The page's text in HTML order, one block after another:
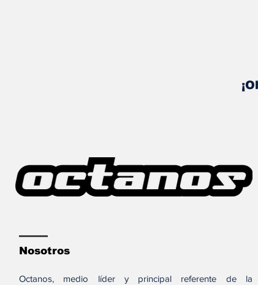
Nosotros
Octanos, medio líder y principal referente de la